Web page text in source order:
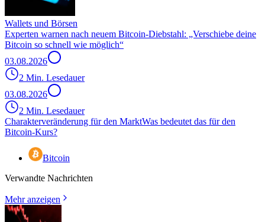
Wallets und Börsen
Experten warnen nach neuem Bitcoin-Diebstahl: „Verschiebe deine
Bitcoin so schnell wie möglich“
03.08.2026
2 Min. Lesedauer
03.08.2026
2 Min. Lesedauer
Charakterveränderung für den MarktWas bedeutet das für den
Bitcoin-Kurs?
Bitcoin
Verwandte Nachrichten
Mehr anzeigen